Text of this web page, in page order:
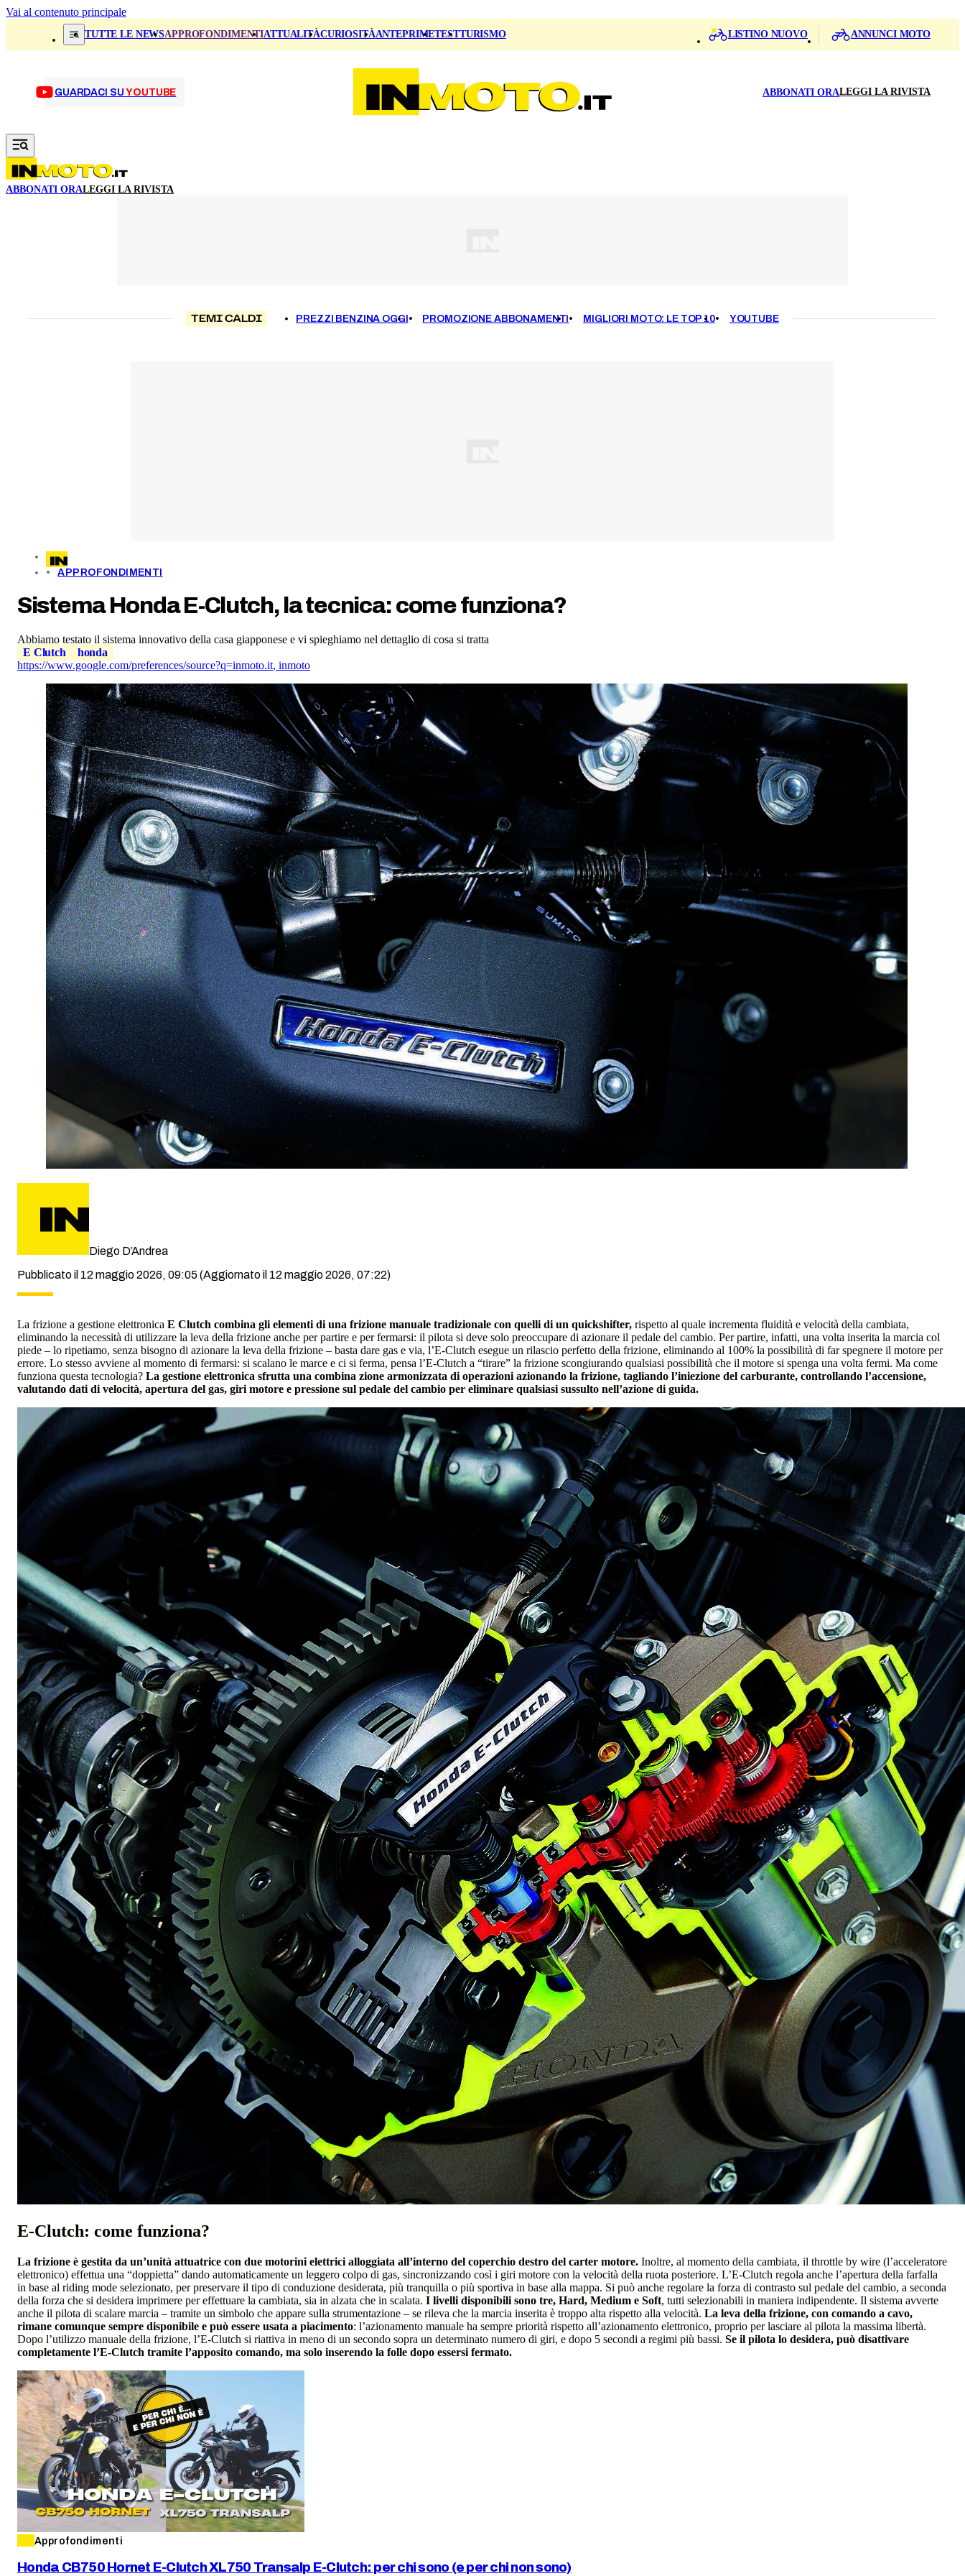
Vai al contenuto principale
TUTTE LE NEWSAPPROFONDIMENTIATTUALITÀCURIOSITÀANTEPRIMETESTTURISMO LISTINO NUOVO ANNUNCI MOTO
GUARDACI SUYOUTUBE ABBONATI ORALEGGI LA RIVISTA
ABBONATI ORALEGGI LA RIVISTA
TEMI CALDI PREZZI BENZINA OGGI PROMOZIONE ABBONAMENTI MIGLIORI MOTO: LE TOP 10 YOUTUBE
APPROFONDIMENTI
Sistema Honda E-Clutch, la tecnica: come funziona?
Abbiamo testato il sistema innovativo della casa giapponese e vi spieghiamo nel dettaglio di cosa si tratta
E Clutch
honda
https://www.google.com/preferences/source?q=inmoto.it, inmoto
Diego D’Andrea
Pubblicato il 12 maggio 2026, 09:05 (Aggiornato il 12 maggio 2026, 07:22)
La frizione a gestione elettronica E Clutch combina gli elementi di una frizione manuale tradizionale con quelli di un quickshifter, rispetto al quale incrementa fluidità e velocità della cambiata,
eliminando la necessità di utilizzare la leva della frizione anche per partire e per fermarsi: il pilota si deve solo preoccupare di azionare il pedale del cambio. Per partire, infatti, una volta inserita la marcia col
piede – lo ripetiamo, senza bisogno di azionare la leva della frizione – basta dare gas e via, l’E-Clutch esegue un rilascio perfetto della frizione, eliminando al 100% la possibilità di far spegnere il motore per
errore. Lo stesso avviene al momento di fermarsi: si scalano le marce e ci si ferma, pensa l’E-Clutch a “tirare” la frizione scongiurando qualsiasi possibilità che il motore si spenga una volta fermi. Ma come
funziona questa tecnologia? La gestione elettronica sfrutta una combina zione armonizzata di operazioni azionando la frizione, tagliando l’iniezione del carburante, controllando l’accensione,
valutando dati di velocità, apertura del gas, giri motore e pressione sul pedale del cambio per eliminare qualsiasi sussulto nell’azione di guida.
E-Clutch: come funziona?
La frizione è gestita da un’unità attuatrice con due motorini elettrici alloggiata all’interno del coperchio destro del carter motore. Inoltre, al momento della cambiata, il throttle by wire (l’acceleratore
elettronico) effettua una “doppietta” dando automaticamente un leggero colpo di gas, sincronizzando così i giri motore con la velocità della ruota posteriore. L’E-Clutch regola anche l’apertura della farfalla
in base al riding mode selezionato, per preservare il tipo di conduzione desiderata, più tranquilla o più sportiva in base alla mappa. Si può anche regolare la forza di contrasto sul pedale del cambio, a seconda
della forza che si desidera imprimere per effettuare la cambiata, sia in alzata che in scalata. I livelli disponibili sono tre, Hard, Medium e Soft, tutti selezionabili in maniera indipendente. Il sistema avverte
anche il pilota di scalare marcia – tramite un simbolo che appare sulla strumentazione – se rileva che la marcia inserita è troppo alta rispetto alla velocità. La leva della frizione, con comando a cavo,
rimane comunque sempre disponibile e può essere usata a piacimento: l’azionamento manuale ha sempre priorità rispetto all’azionamento elettronico, proprio per lasciare al pilota la massima libertà.
Dopo l’utilizzo manuale della frizione, l’E-Clutch si riattiva in meno di un secondo sopra un determinato numero di giri, e dopo 5 secondi a regimi più bassi. Se il pilota lo desidera, può disattivare
completamente l’E-Clutch tramite l’apposito comando, ma solo inserendo la folle dopo essersi fermato.
Approfondimenti
Honda CB750 Hornet E-Clutch XL750 Transalp E-Clutch: per chi sono (e per chi non sono)